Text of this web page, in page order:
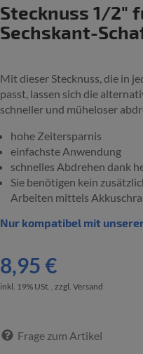
Stecknuss 1/2"
Sechskant-
Mit dieser Stecknuss, die in
passt, lassen sich die
schneller und müheloser
hohe Zeitersparnis
einfachste Anwendung
schnelles Abdrehen dank
Sie benötigen kein
Arbeiten mittels
Nur kompatibel mit
8,95 €
inkl. 19% USt. , zzgl. Versand
Frage zum Artikel